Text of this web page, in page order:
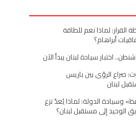
القرار: لماذا نعم للطاقة
أبراهام؟
اختبار سيادة لبنان يبدأ الآن
صراع الرؤى بين باريس
لبنان
وسيادة الدولة: لماذا يُعدّ نزع
الوحيد إلى مستقبل لبنان؟